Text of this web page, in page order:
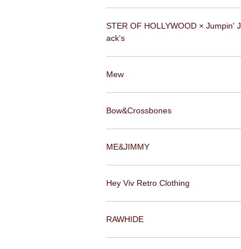
STER OF HOLLYWOOD × Jumpin' J
ack's
Mew
Bow&Crossbones
ME&JIMMY
Hey Viv Retro Clothing
RAWHIDE